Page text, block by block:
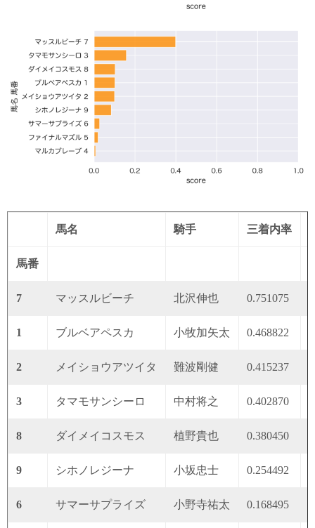
馬名 騎手 三着内率
馬番
7 マッスルビーチ 北沢伸也 0.751075
1 ブルベアペスカ 小牧加矢太 0.468822
2 メイショウアツイタ 難波剛健 0.415237
3 タマモサンシーロ 中村将之 0.402870
8 ダイメイコスモス 植野貴也 0.380450
9 シホノレジーナ 小坂忠士 0.254492
6 サマーサプライズ 小野寺祐太 0.168495